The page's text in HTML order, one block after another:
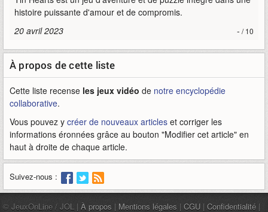
histoire puissante d'amour et de compromis.
20 avril 2023
- / 10
À propos de cette liste
Cette liste recense les jeux vidéo de notre encyclopédie
collaborative.
Vous pouvez y créer de nouveaux articles et corriger les
informations éronnées grâce au bouton "Modifier cet article" en
haut à droite de chaque article.
Suivez-nous :
© JeuxOnLine / JOL | À propos | Mentions légales | CGU | Confidentialité |